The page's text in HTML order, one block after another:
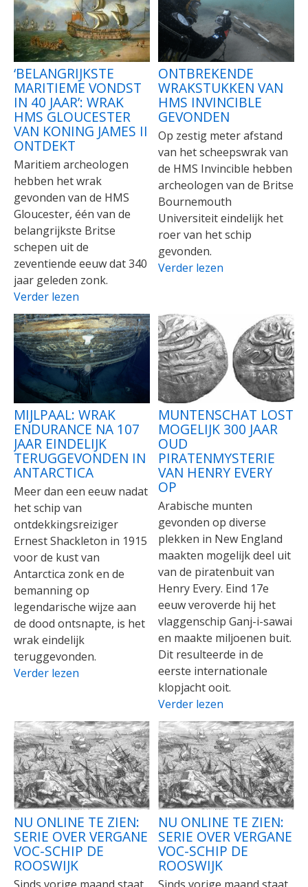
‘BELANGRIJKSTE
MARITIEME VONDST
IN 40 JAAR’: WRAK
HMS GLOUCESTER
VAN KONING JAMES II
ONTDEKT
Maritiem archeologen
hebben het wrak
gevonden van de HMS
Gloucester, één van de
belangrijkste Britse
schepen uit de
zeventiende eeuw dat 340
jaar geleden zonk.
Verder lezen
ONTBREKENDE
WRAKSTUKKEN VAN
HMS INVINCIBLE
GEVONDEN
Op zestig meter afstand
van het scheepswrak van
de HMS Invincible hebben
archeologen van de Britse
Bournemouth
Universiteit eindelijk het
roer van het schip
gevonden.
Verder lezen
MIJLPAAL: WRAK
ENDURANCE NA 107
JAAR EINDELIJK
TERUGGEVONDEN IN
ANTARCTICA
Meer dan een eeuw nadat
het schip van
ontdekkingsreiziger
Ernest Shackleton in 1915
voor de kust van
Antarctica zonk en de
bemanning op
legendarische wijze aan
de dood ontsnapte, is het
wrak eindelijk
teruggevonden.
Verder lezen
MUNTENSCHAT LOST
MOGELIJK 300 JAAR
OUD
PIRATENMYSTERIE
VAN HENRY EVERY
OP
Arabische munten
gevonden op diverse
plekken in New England
maakten mogelijk deel uit
van de piratenbuit van
Henry Every. Eind 17e
eeuw veroverde hij het
vlaggenschip Ganj-i-sawai
en maakte miljoenen buit.
Dit resulteerde in de
eerste internationale
klopjacht ooit.
Verder lezen
NU ONLINE TE ZIEN:
SERIE OVER VERGANE
VOC-SCHIP DE
ROOSWIJK
NU ONLINE TE ZIEN:
SERIE OVER VERGANE
VOC-SCHIP DE
ROOSWIJK